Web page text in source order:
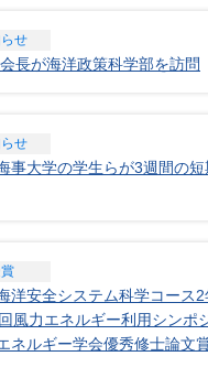
せ
長が海洋政策科学部を訪問
せ
事大学の学生らが3週間の
洋安全システム科学コース
風力エネルギー利用シンポ
ネルギー学会優秀修士論文